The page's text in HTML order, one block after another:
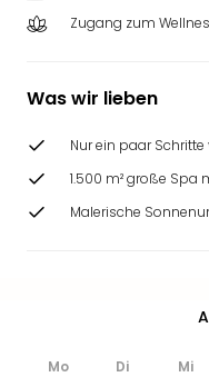
Zugang zum
Was wir lieben
Nur ein paar
1.500 m² große
Malerische
Mo Di Mi